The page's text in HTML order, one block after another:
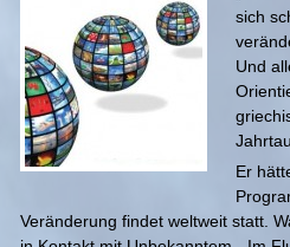
sich
Und
Er
Veränderung findet weltweit statt.